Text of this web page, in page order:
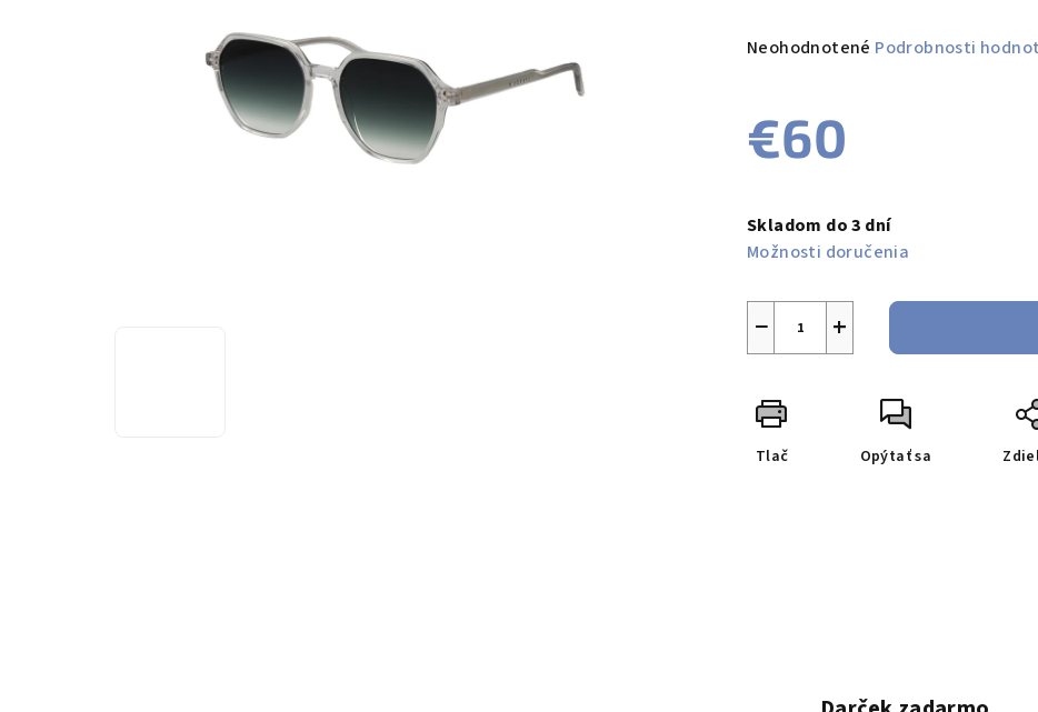
Priemerné
je
0,0
hviezdičiek.
Neohodnotené Podrobnosti
€60
cena:
Skladom do 3 dní
Možnosti doručenia
+
−
Tlač Opýtať sa